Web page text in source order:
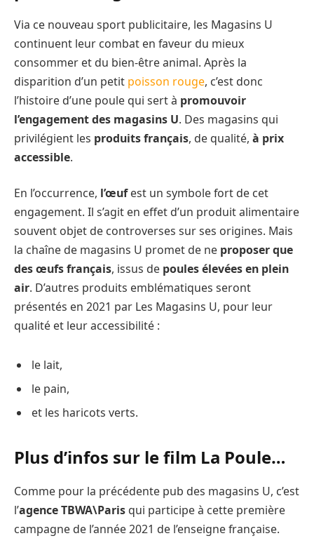
Via ce nouveau sport publicitaire, les Magasins U
continuent leur combat en faveur du mieux
consommer et du bien-être animal. Après la
disparition d’un petit poisson rouge, c’est donc
l’histoire d’une poule qui sert à promouvoir
l’engagement des magasins U. Des magasins qui
privilégient les produits français, de qualité, à prix
accessible.
En l’occurrence, l’œufest un symbole fort de cet
engagement. Il s’agit en effet d’un produit alimentaire
souvent objet de controverses sur ses origines. Mais
la chaîne de magasins U promet de ne proposer que
des œufs français, issus de poules élevées en plein
air. D’autres produits emblématiques seront
présentés en 2021 par Les Magasins U, pour leur
qualité et leur accessibilité :
le lait,
le pain,
et les haricots verts.
Plus d’infos sur le film La Poule…
Comme pour la précédente pub des magasins U, c’est
l’agence TBWA\Paris qui participe à cette première
campagne de l’année 2021 de l’enseigne française.